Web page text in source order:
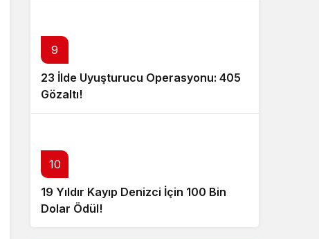
9
23 İlde Uyuşturucu Operasyonu: 405
Gözaltı!
10
19 Yıldır Kayıp Denizci İçin 100 Bin
Dolar Ödül!